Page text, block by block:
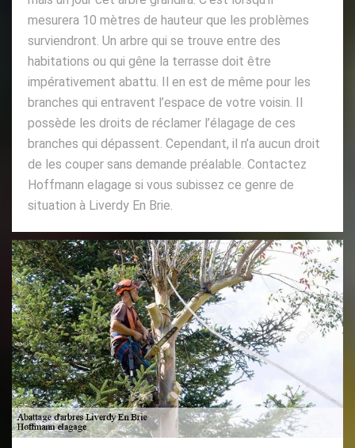
mesurera 10 mètres de hauteur que les problèmes
surviendront. Un arbre qui se trouve entre des
habitations ou qui gêne la terrasse doit être
impérativement abattu. Il en est de même pour les
branches qui entravent l’espace de votre voisin. Il
possède les droits de réclamer l’élagage de ces
branches qui dépassent. Cependant, il n’a aucun droit
de les couper sans demande préalable. Contactez
Hoffmann elagage si vous subissez ce genre de
situation à Liverdy En Brie.